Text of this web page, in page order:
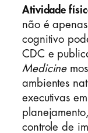
Atividade
não é
cognitivo
CDC e
Medicine
ambientes
executivas
controle de